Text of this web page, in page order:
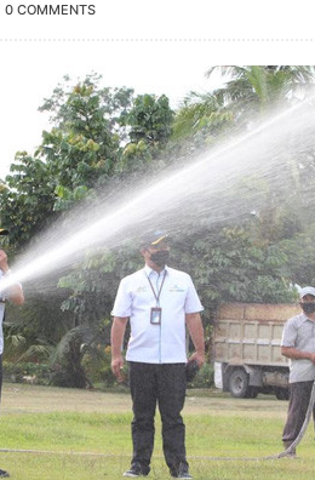
0 COMMENTS